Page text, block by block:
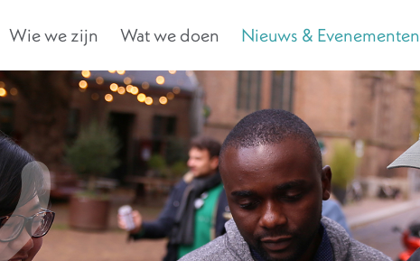
Wie we zijn Wat we doen Nieuws & Evenementen